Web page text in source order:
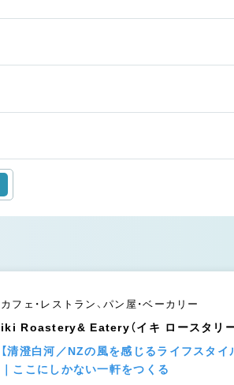
カフェ・レストラン、パン屋・ベーカリー
iki Roastery& Eatery（イキ ロースタリー
【清澄白河／NZの風を感じるライフスタ
｜ここにしかない一軒をつくる